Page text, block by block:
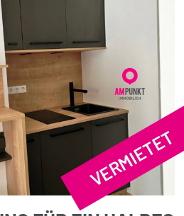
VERMIETET